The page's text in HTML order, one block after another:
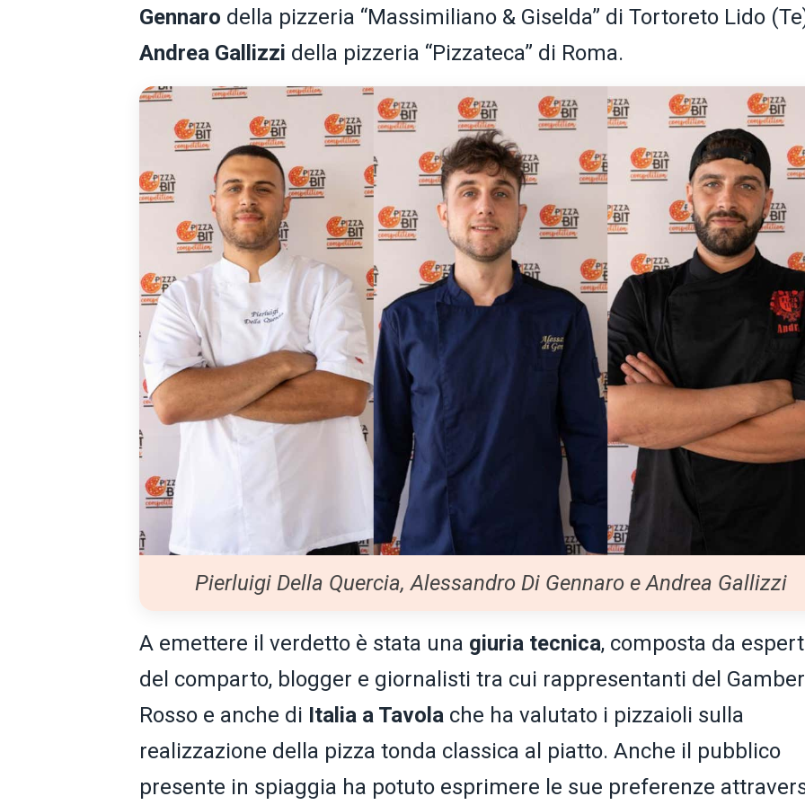
Gennaro della pizzeria “Massimiliano & Giselda” di Tortoreto Lido
Andrea Gallizzi della pizzeria “Pizzateca” di Roma.
Pierluigi Della Quercia, Alessandro Di Gennaro e Andrea Gallizzi
A emettere il verdetto è stata una giuria tecnica, composta da
del comparto, blogger e giornalisti tra cui rappresentanti del
Rosso e anche di Italia a Tavola che ha valutato i pizzaioli sulla
realizzazione della pizza tonda classica al piatto. Anche il pubblico
presente in spiaggia ha potuto esprimere le sue preferenze